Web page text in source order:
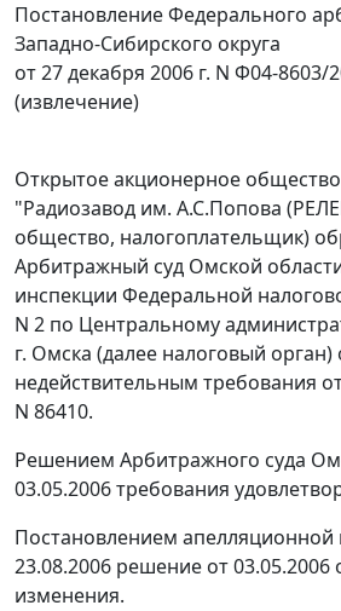
Постановление Федерального
Западно-Сибирского округа
от 27 декабря 2006 г. N Ф04-8603/
(извлечение)
Открытое акционерное
"Радиозавод им. А.С.Попова
общество, налогоплательщик)
Арбитражный суд Омской
инспекции Федеральной
N 2 по Центральному
г. Омска (далее налоговый
недействительным требования
N 86410.
Решением Арбитражного суда
03.05.2006 требования
Постановлением апелляционной
23.08.2006 решение от 03.05.2006
изменения.